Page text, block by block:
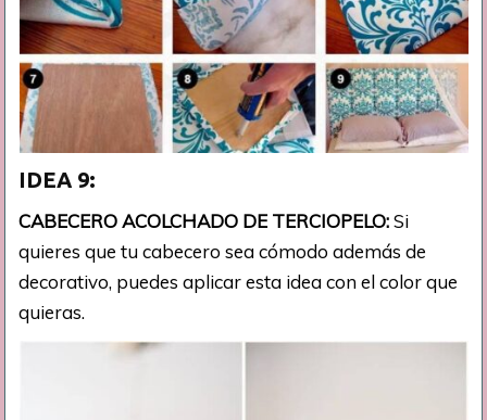
IDEA 9:
CABECERO ACOLCHADO DE TERCIOPELO:Si
quieres que tu cabecero sea cómodo además de
decorativo, puedes aplicar esta idea con el color que
quieras.